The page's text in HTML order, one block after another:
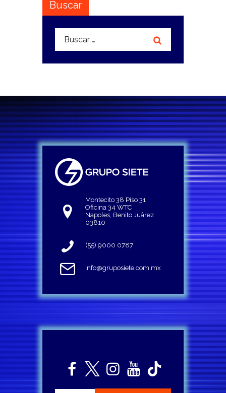
Buscar
Buscar:
Montecito 38 Piso 31
Oficina 34 WTC
Napoles, Benito Juárez
03810
(55) 9000 0787
info@gruposiete.com.mx